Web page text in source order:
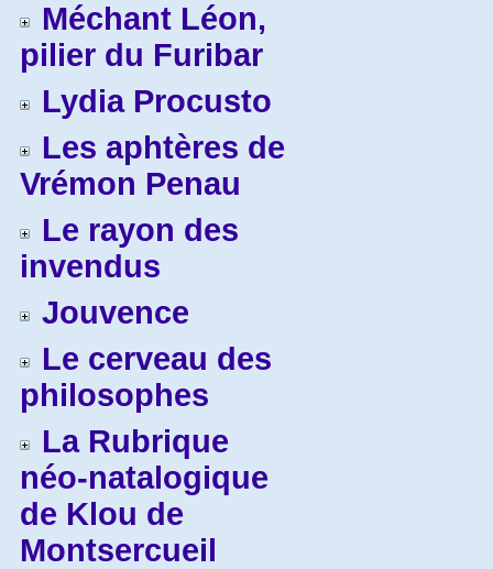
Méchant Léon,
pilier du Furibar
Lydia Procusto
Les aphtères de
Vrémon Penau
Le rayon des
invendus
Jouvence
Le cerveau des
philosophes
La Rubrique
néo-natalogique
de Klou de
Montsercueil